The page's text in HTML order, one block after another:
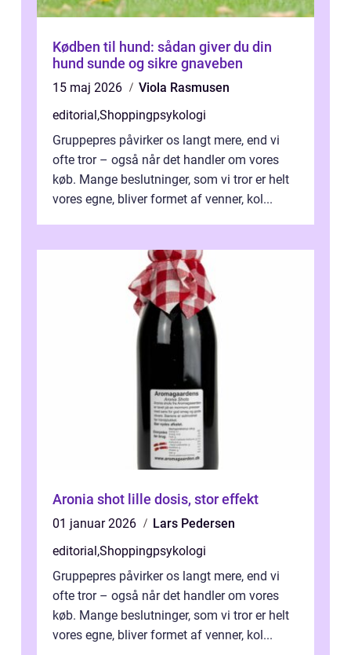
Kødben til hund: sådan giver du din
hund sunde og sikre gnaveben
15 maj 2026
Viola Rasmusen
editorial,Shoppingpsykologi
Gruppepres påvirker os langt mere, end vi
ofte tror – også når det handler om vores
køb. Mange beslutninger, som vi tror er helt
vores egne, bliver formet af venner, kol...
Aronia shot lille dosis, stor effekt
01 januar 2026
Lars Pedersen
editorial,Shoppingpsykologi
Gruppepres påvirker os langt mere, end vi
ofte tror – også når det handler om vores
køb. Mange beslutninger, som vi tror er helt
vores egne, bliver formet af venner, kol...